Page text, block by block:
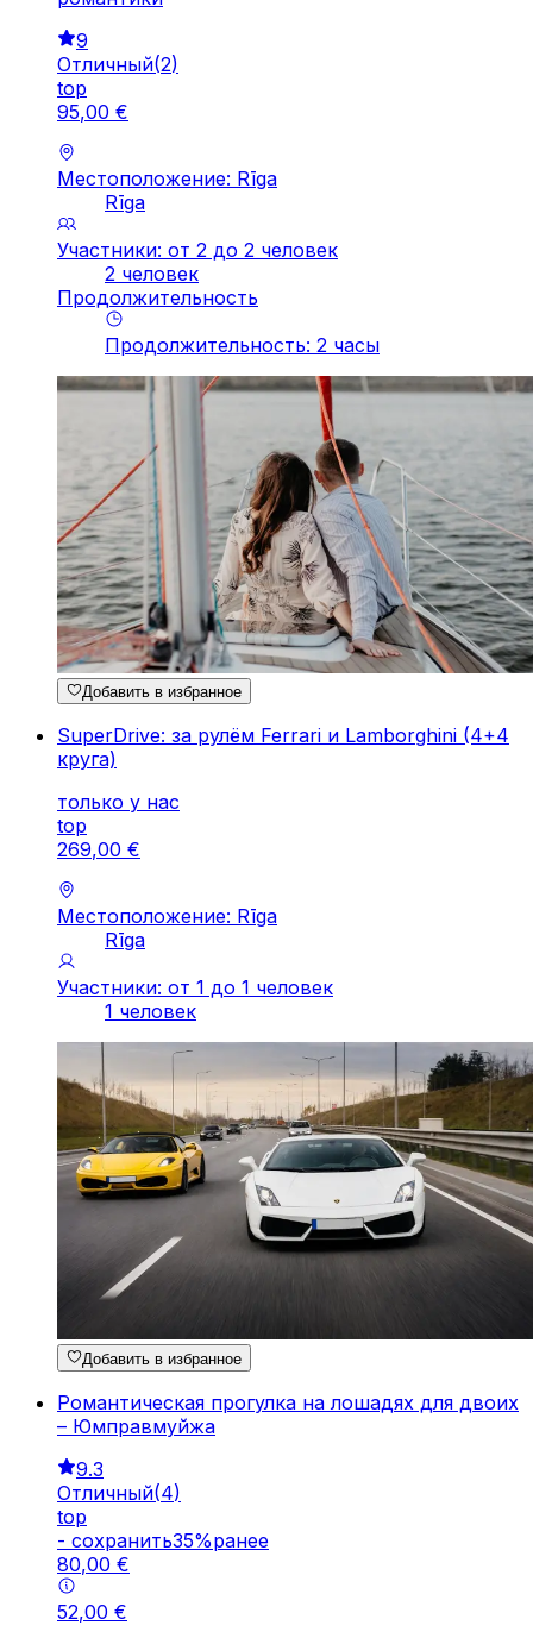
9
Отличный(2)
top
95,00 €
Местоположение: Rīga
Rīga
Участники: от 2 до 2 человек
2 человек
Продолжительность
Продолжительность: 2 часы
Добавить в избранное
SuperDrive: за рулём Ferrari и Lamborghini (4+4
круга)
только у нас
top
269,00 €
Местоположение: Rīga
Rīga
Участники: от 1 до 1 человек
1 человек
Добавить в избранное
Романтическая прогулка на лошадях для двоих
– Юмправмуйжа
9.3
Отличный(4)
top
- cохранить35%ранее
80,00 €
52,00 €